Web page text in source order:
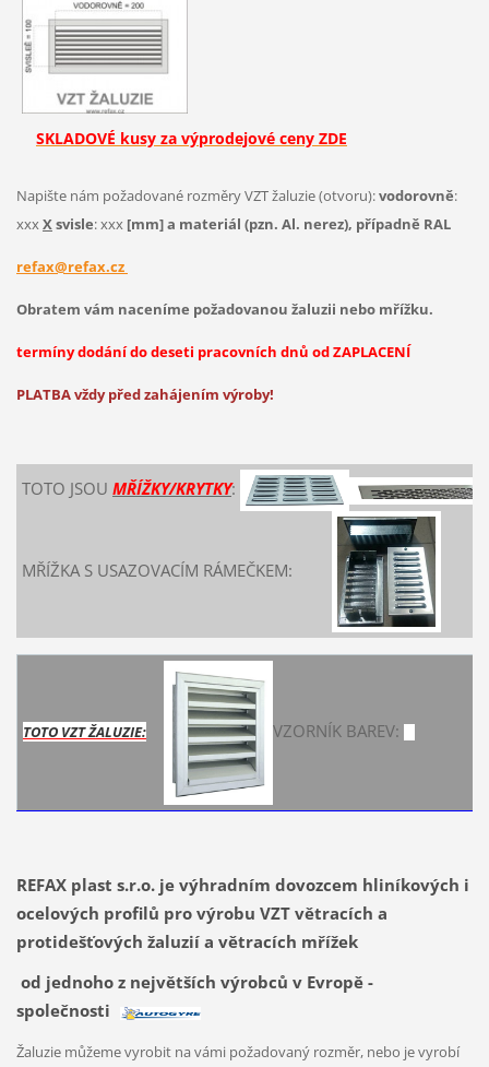
SKLADOVÉ kusy za výprodejové ceny ZDE
Napište nám požadované rozměry VZT žaluzie (otvoru):vodorovně:
xxxXsvisle: xxx[mm] a materiál (pzn. Al. nerez), případně RAL
refax@refax.cz
Obratem vám naceníme požadovanou žaluzii nebo mřížku.
termíny dodání do deseti pracovních dnů od ZAPLACENÍ
PLATBA vždy před zahájením výroby!
TOTO JSOU MŘÍŽKY/KRYTKY:
MŘÍŽKA S USAZOVACÍM RÁMEČKEM:
TOTO VZT ŽALUZIE: VZORNÍK BAREV:
REFAX plast s.r.o. je výhradním dovozcem hliníkových i
ocelových profilů pro výrobu VZT větracích a
protidešťových žaluzií a větracích mřížek
od jednoho z největších výrobců v Evropě -
společnosti
Žaluzie můžeme vyrobit na vámi požadovaný rozměr, nebo je vyrobí